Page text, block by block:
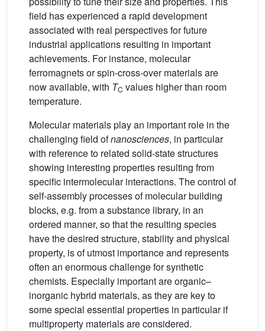
field has experienced a rapid development
associated with real perspectives for future
industrial applications resulting in important
achievements. For instance, molecular
ferromagnets or spin-cross-over materials are
now available, with TC values higher than room
temperature.
Molecular materials play an important role in the
challenging field ofnanosciences, in particular
with reference to related solid-state structures
showing interesting properties resulting from
specific intermolecular interactions. The control of
self-assembly processes of molecular building
blocks, e.g. from a substance library, in an
ordered manner, so that the resulting species
have the desired structure, stability and physical
property, is of utmost importance and represents
often an enormous challenge for synthetic
chemists. Especially important are organic–
inorganic hybrid materials, as they are key to
some special essential properties in particular if
multiproperty materials are considered.